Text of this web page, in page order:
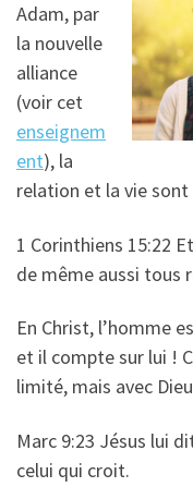
Adam, par
la nouvelle
alliance
(voir cet
enseignem
ent), la
relation et la vie sont
1 Corinthiens 15:22
de même aussi tous
En Christ, l’homme
et il compte sur lui !
limité, mais avec
Marc 9:23 Jésus lui
celui qui croit.